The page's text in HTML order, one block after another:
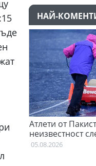
НАЙ-
от Пакистан и
след
общност